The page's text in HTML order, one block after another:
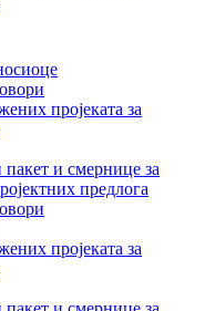
пројеката за
и смернице за
предлога
пројеката за